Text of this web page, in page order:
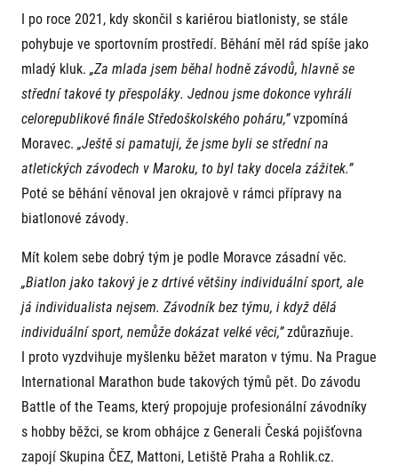
Mobilní aplikace RunCzech
Stáhněte si mobilní aplikaci RunCzech.
Dárkové poukazy
Tiskové zprávy
Poznámky pro editory
Magazíny
Kariéra
All Runners Are Beautiful
RunCzech Racing
Ekofilozofie
Running Mall
Vítejte v Running Mall
Kalendář
Individuální trénink
Skupinové tréninky
Firemní tréninky
Masáže
Titulární partneři
I po roce 2021, kdy skončil s kariérou biatlonisty, se stále
pohybuje ve sportovním prostředí. Běhání měl rád spíše jako
mladý kluk. „Za mlada jsem běhal hodně závodů, hlavně se
střední takové ty přespoláky. Jednou jsme dokonce vyhráli
celorepublikové finále Středoškolského poháru,”vzpomíná
Moravec. „Ještě si pamatuji, že jsme byli se střední na
atletických závodech v Maroku, to byl taky docela zážitek.”
Poté se běhání věnoval jen okrajově v rámci přípravy na
biatlonové závody.
Mít kolem sebe dobrý tým je podle Moravce zásadní věc.
„Biatlon jako takový je z drtivé většiny individuální sport, ale
já individualista nejsem. Závodník bez týmu, i když dělá
individuální sport, nemůže dokázat velké věci,”zdůrazňuje.
I proto vyzdvihuje myšlenku běžet maraton v týmu. Na Prague
International Marathon bude takových týmů pět. Do závodu
Battle of the Teams, který propojuje profesionální závodníky
s hobby běžci, se krom obhájce z Generali Česká pojišťovna
zapojí Skupina ČEZ, Mattoni, Letiště Praha a Rohlik.cz.